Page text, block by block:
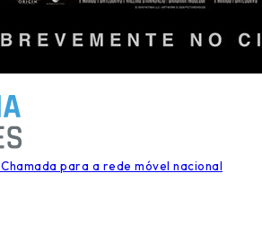
Chamada para a rede móvel nacional